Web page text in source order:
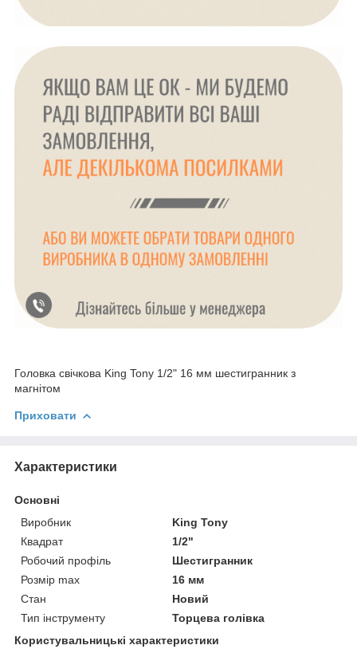
Головка свічкова King Tony 1/2" 16 мм шестигранник з
магнітом
Приховати
Характеристики
Основні
Виробник
King Tony
Квадрат
1/2"
Робочий профіль
Шестигранник
Розмір max
16 мм
Стан
Новий
Тип інструменту
Торцева голівка
Користувальницькі характеристики